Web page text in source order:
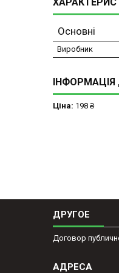
Основні
Виробник
Ціна: 198 ₴
ДРУГОЕ
Договор